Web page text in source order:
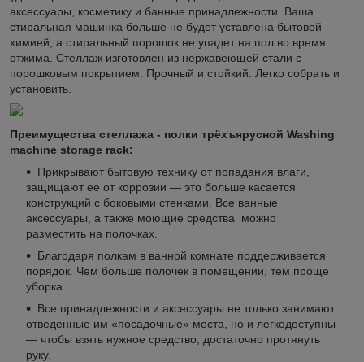
аксессуары, косметику и банные принадлежности. Ваша
стиральная машинка больше не будет уставлена бытовой
химией, а стиральный порошок не упадет на пол во время
отжима. Стеллаж изготовлен из нержавеющей стали с
порошковым покрытием. Прочный и стойкий. Легко собрать и
установить.
Преимущества стеллажа - полки трёхъярусной Washing
machine storage rack:
Прикрывают бытовую технику от попадания влаги,
защищают ее от коррозии — это больше касается
конструкций с боковыми стенками. Все ванные
аксессуары, а также моющие средства можно
разместить на полочках.
Благодаря полкам в ванной комнате поддерживается
порядок. Чем больше полочек в помещении, тем проще
уборка.
Все принадлежности и аксессуары не только занимают
отведенные им «посадочные» места, но и легкодоступны
— чтобы взять нужное средство, достаточно протянуть
руку.